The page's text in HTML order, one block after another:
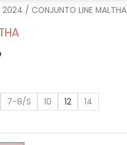
2024 / CONJUNTO LINE MALTHA
7-8/S 10 12 14